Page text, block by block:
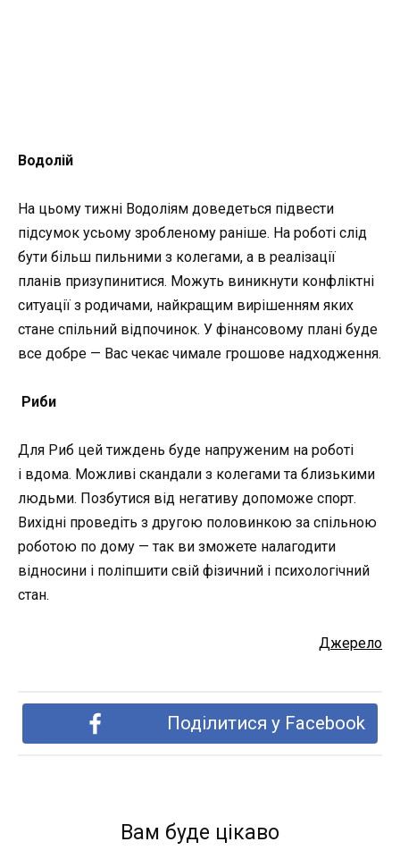
Водолій
На цьому тижні Водоліям доведеться підвести
підсумок усьому зробленому раніше. На роботі слід
бути більш пильними з колегами, а в реалізації
планів призупинитися. Можуть виникнути конфліктні
ситуації з родичами, найкращим вирішенням яких
стане спільний відпочинок. У фінансовому плані буде
все добре — Вас чекає чимале грошове надходження.
Риби
Для Риб цей тиждень буде напруженим на роботі
і вдома. Можливі скандали з колегами та близькими
людьми. Позбутися від негативу допоможе спорт.
Вихідні проведіть з другою половинкою за спільною
роботою по дому — так ви зможете налагодити
відносини і поліпшити свій фізичний і психологічний
стан.
Джерело
Поділитися у Facebook
Вам буде цікаво